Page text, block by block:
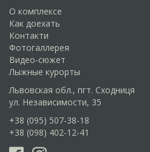
О комплексе
Как доехать
Контакти
Фотогаллерея
Видео-сюжет
Лыжные курорты
Львовская обл., пгт. Сходниця
ул. Независимости, 35
+38 (095) 507-38-18
+38 (098) 402-12-41